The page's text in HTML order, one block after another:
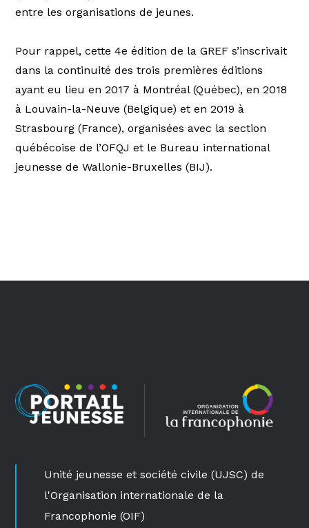
entre les organisations de jeunes.
Pour rappel, cette 4e édition de la GREF s’inscrivait
dans la continuité des trois premières éditions
ayant eu lieu en 2017 à Montréal (Québec), en 2018
à Louvain-la-Neuve (Belgique) et en 2019 à
Strasbourg (France), organisées avec la section
québécoise de l’OFQJ et le Bureau international
jeunesse de Wallonie-Bruxelles (BIJ).
Unité jeunesse et société civile (UJSC) de
l'Organisation internationale de la
Francophonie (OIF)